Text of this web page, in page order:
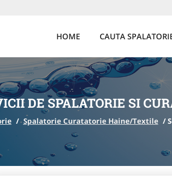
HOME CAUTA
DE SPALATORIE SI
/ Spalatorie Curatatorie Haine/Textile /